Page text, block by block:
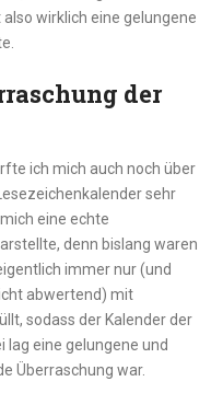
wirklich eine gelungene
der
ich mich auch noch über
sehr
eine echte
denn bislang waren
immer nur (und
abwertend) mit
sodass der Kalender der
lag eine gelungene und
Überraschung war.